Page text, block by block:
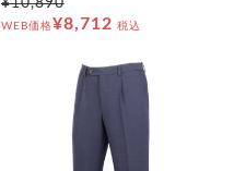
WEB価格¥8,712 税込